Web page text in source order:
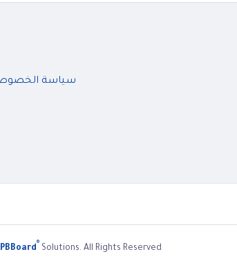
سياسة
PBBoard® Solutions. All Rights Reserved